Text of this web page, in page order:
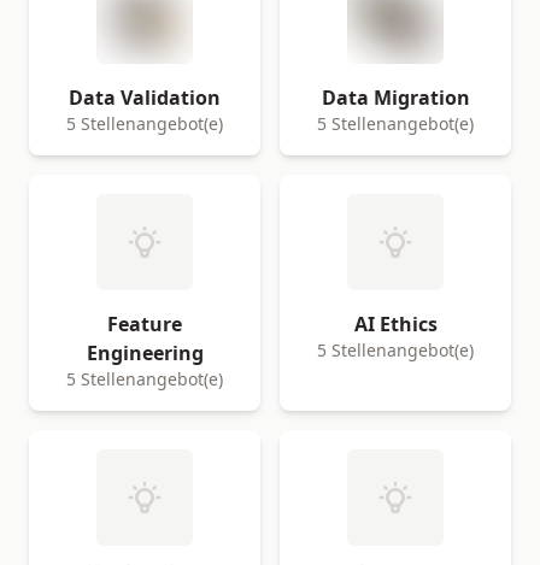
Data Validation
5 Stellenangebot(e)
Data Migration
5 Stellenangebot(e)
Feature
Engineering
5 Stellenangebot(e)
AI Ethics
5 Stellenangebot(e)